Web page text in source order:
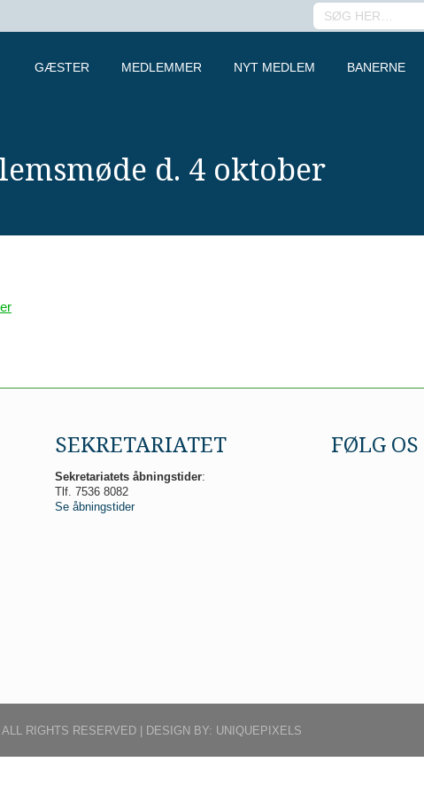
SEARCH:
GÆSTER MEDLEMMER NYT MEDLEM BANERNE
d. 4 oktober
SEKRETARIATET
Sekretariatets åbningstider:
Tlf. 7536 8082
Se åbningstider
FØLG OS
RIGHTS RESERVED | DESIGN BY: UNIQUEPIXELS